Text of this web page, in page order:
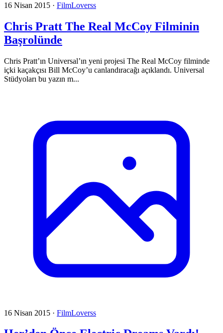
16 Nisan 2015 · FilmLoverss
Chris Pratt The Real McCoy Filminin
Başrolünde
Chris Pratt’ın Universal’ın yeni projesi The Real McCoy filminde
içki kaçakçısı Bill McCoy’u canlandıracağı açıklandı. Universal
Stüdyoları bu yazın m...
16 Nisan 2015 · FilmLoverss